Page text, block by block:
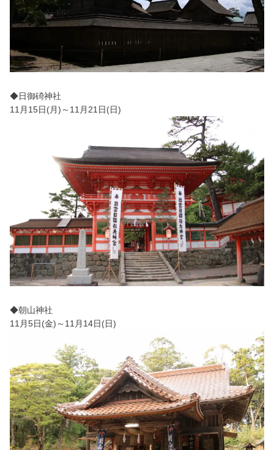
◆日御碕神社
11月15日(月)～11月21日(日)
◆朝山神社
11月5日(金)～11月14日(日)